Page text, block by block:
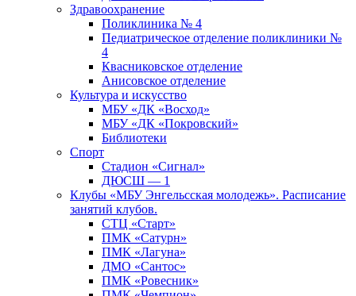
Здравоохранение
Поликлиника № 4
Педиатрическое отделение поликлиники №
4
Квасниковское отделение
Анисовское отделение
Культура и искусство
МБУ «ДК «Восход»
МБУ «ДК «Покровский»
Библиотеки
Спорт
Стадион «Сигнал»
ДЮСШ — 1
Клубы «МБУ Энгельсская молодежь». Расписание
занятий клубов.
СТЦ «Старт»
ПМК «Сатурн»
ПМК «Лагуна»
ДМО «Сантос»
ПМК «Ровесник»